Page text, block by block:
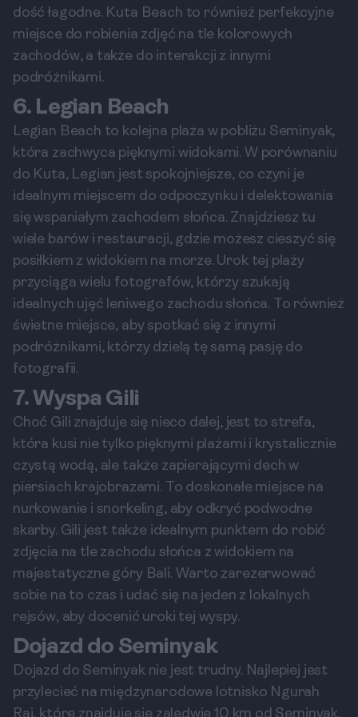
dość łagodne. Kuta Beach to również perfekcyjne
miejsce do robienia zdjęć na tle kolorowych
zachodów, a także do interakcji z innymi
podróżnikami.
6. Legian Beach
Legian Beach to kolejna plaża w pobliżu Seminyak,
która zachwyca pięknymi widokami. W porównaniu
do Kuta, Legian jest spokojniejsze, co czyni je
idealnym miejscem do odpoczynku i delektowania
się wspaniałym zachodem słońca. Znajdziesz tu
wiele barów i restauracji, gdzie możesz cieszyć się
posiłkiem z widokiem na morze. Urok tej plaży
przyciąga wielu fotografów, którzy szukają
idealnych ujęć leniwego zachodu słońca. To również
świetne miejsce, aby spotkać się z innymi
podróżnikami, którzy dzielą tę samą pasję do
fotografii.
7. Wyspa Gili
Choć Gili znajduje się nieco dalej, jest to strefa,
która kusi nie tylko pięknymi plażami i krystalicznie
czystą wodą, ale także zapierającymi dech w
piersiach krajobrazami. To doskonałe miejsce na
nurkowanie i snorkeling, aby odkryć podwodne
skarby. Gili jest także idealnym punktem do robić
zdjęcia na tle zachodu słońca z widokiem na
majestatyczne góry Bali. Warto zarezerwować
sobie na to czas i udać się na jeden z lokalnych
rejsów, aby docenić uroki tej wyspy.
Dojazd do Seminyak
Dojazd do Seminyak nie jest trudny. Najlepiej jest
przylecieć na międzynarodowe lotnisko Ngurah